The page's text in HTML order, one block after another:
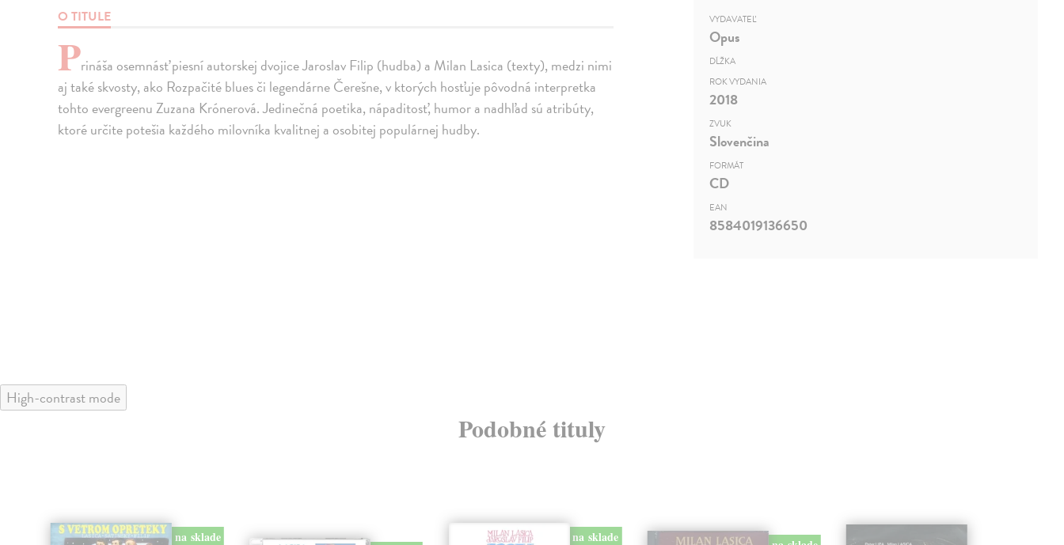
O TITULE
Prináša osemnásť piesní autorskej dvojice Jaroslav Filip (hudba) a Milan Lasica (texty), medzi nimi
aj také skvosty, ako Rozpačité blues či legendárne Čerešne, v ktorých hosťuje pôvodná interpretka
tohto evergreenu Zuzana Krónerová. Jedinečná poetika, nápaditosť, humor a nadhľad sú atribúty,
ktoré určite potešia každého milovníka kvalitnej a osobitej populárnej hudby.
VYDAVATEĽ
Opus
DĹŽKA
ROK VYDANIA
2018
ZVUK
Slovenčina
FORMÁT
CD
EAN
8584019136650
High-contrast mode
Podobné tituly
na sklade na sklade